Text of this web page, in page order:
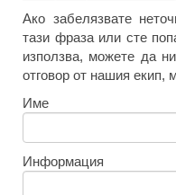
Ако забелязвате
тази фраза или сте
използва, можете да
отговор от нашия екип,
Име
Информация